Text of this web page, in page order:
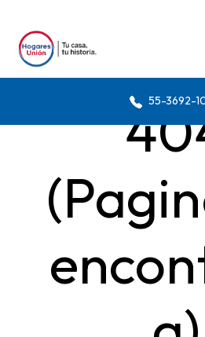
55-3692-